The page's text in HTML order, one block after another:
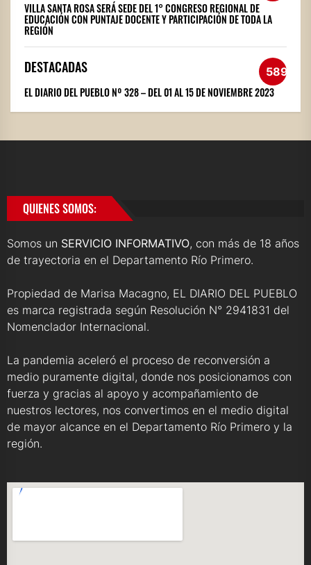
VILLA SANTA ROSA SERÁ SEDE DEL 1° CONGRESO REGIONAL DE
EDUCACIÓN CON PUNTAJE DOCENTE Y PARTICIPACIÓN DE TODA LA
REGIÓN
DESTACADAS 589
EL DIARIO DEL PUEBLO Nº 328 – DEL 01 AL 15 DE NOVIEMBRE 2023
QUIENES SOMOS:
Somos un SERVICIO INFORMATIVO, con más de 18 años
de trayectoria en el Departamento Río Primero.
Propiedad de Marisa Macagno, EL DIARIO DEL PUEBLO
es marca registrada según Resolución N° 2941831 del
Nomenclador Internacional.
La pandemia aceleró el proceso de reconversión a
medio puramente digital, donde nos posicionamos con
fuerza y gracias al apoyo y acompañamiento de
nuestros lectores, nos convertimos en el medio digital
de mayor alcance en el Departamento Río Primero y la
región.